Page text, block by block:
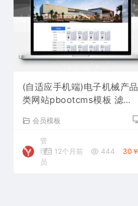
(自适应手机端)电子机械产品
类网站pbootcms模板 滤芯
会员模板
管
理
员
12个月前 444 30￥